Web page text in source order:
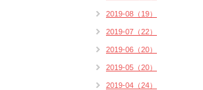
2019-08（19）
2019-07（22）
2019-06（20）
2019-05（20）
2019-04（24）